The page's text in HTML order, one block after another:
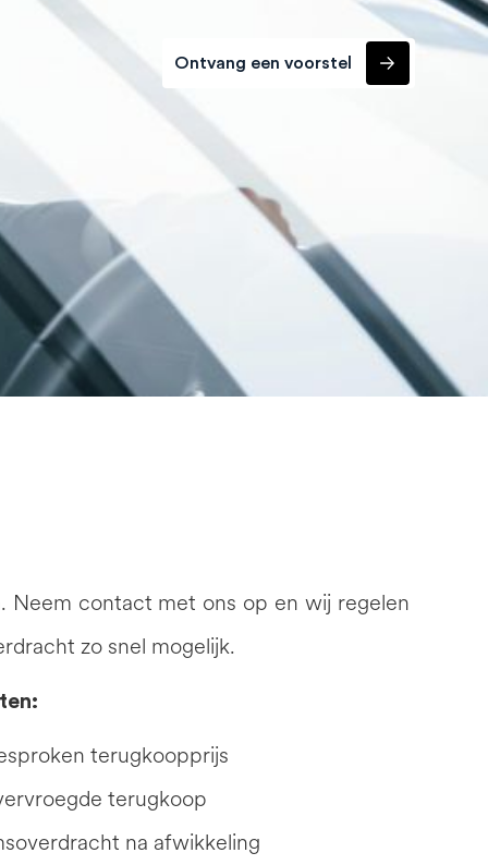
Ontvang een voorstel
contact met ons op en wij regelen
zo snel mogelijk.
terugkoopprijs
terugkoop
na afwikkeling